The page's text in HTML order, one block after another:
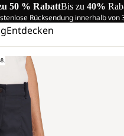
50 % RabattBis zu 40%
Rücksendung innerhalb von
Entdecken